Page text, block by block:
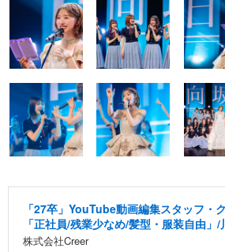
「27卒」YouTube動画編集スタッフ・
「正社員/残業少なめ/髪型・服装自由」
株式会社Creer